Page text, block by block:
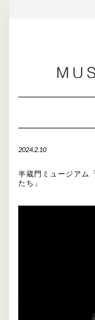
2024.2.10
半蔵門ミュージアム
たち」